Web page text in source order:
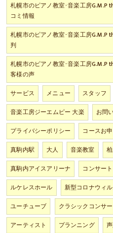
札幌市のピアノ教室･音楽工房G.M.P
コミ情報
札幌市のピアノ教室･音楽工房G.M.P
判
札幌市のピアノ教室･音楽工房G.M.P
客様の声
サービス
メニュー スタッフ
音楽工房ジーエムピー 大楽
お問
プライバシーポリシー
コースお
真駒内駅
大人 音楽教室
真駒内アイスアリーナ
コンサート
ルケレスホール
新型コロナウィ
ユーチューブ
クラシックコンサ
アーティスト
プランニング